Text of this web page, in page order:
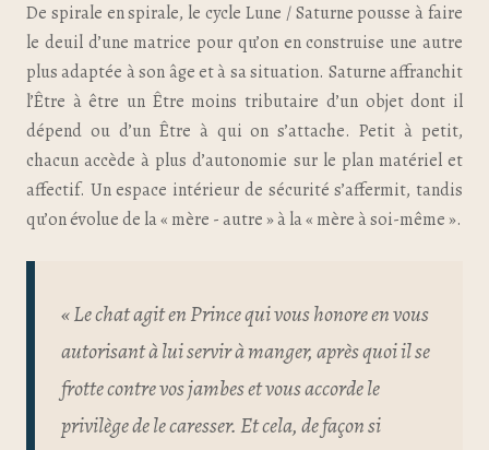
De spirale en spirale, le cycle Lune / Saturne pousse à faire
le deuil d’une matrice pour qu’on en construise une autre
plus adaptée à son âge et à sa situation. Saturne affranchit
l’Être à être un Être moins tributaire d’un objet dont il
dépend ou d’un Être à qui on s’attache. Petit à petit,
chacun accède à plus d’autonomie sur le plan matériel et
affectif. Un espace intérieur de sécurité s’affermit, tandis
qu’on évolue de la « mère - autre » à la « mère à soi-même ».
« Le chat agit en Prince qui vous honore en vous
autorisant à lui servir à manger, après quoi il se
frotte contre vos jambes et vous accorde le
privilège de le caresser. Et cela, de façon si